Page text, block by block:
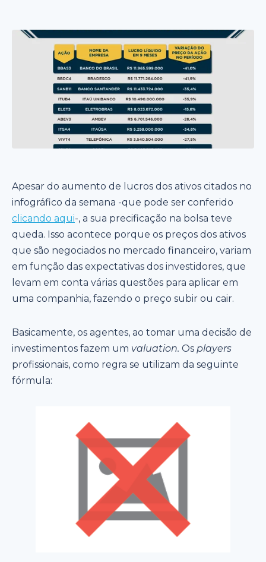
Apesar do aumento de lucros dos ativos citados no
infográfico da semana -que pode ser conferido
clicando aqui-, a sua precificação na bolsa teve
queda. Isso acontece porque os preços dos ativos
que são negociados no mercado financeiro, variam
em função das expectativas dos investidores, que
levam em conta várias questões para aplicar em
uma companhia, fazendo o preço subir ou cair.
Basicamente, os agentes, ao tomar uma decisão de
investimentos fazem um valuation. Os players
profissionais, como regra se utilizam da seguinte
fórmula: